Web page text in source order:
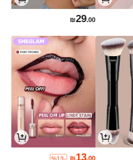
₪29.00
₪13.00
%13-